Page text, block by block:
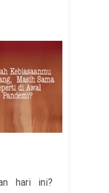
hari ini?